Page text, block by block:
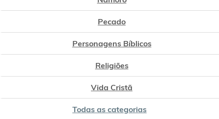
Pecado
Personagens Bíblicos
Religiões
Vida Cristã
Todas as categorias